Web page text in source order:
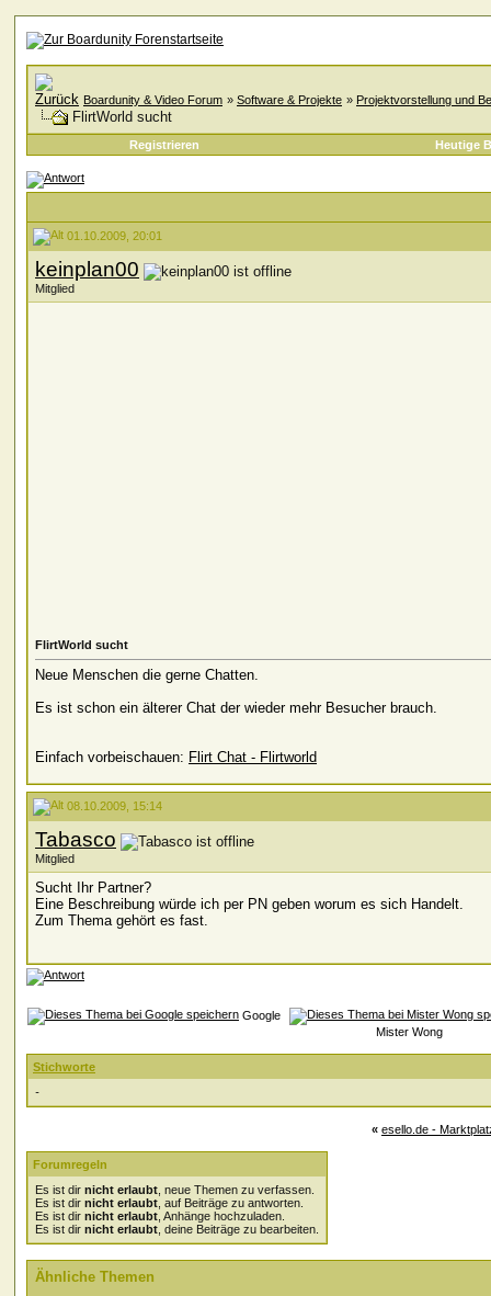
Boardunity & Video Forum » Software & Projekte » Projektvorstellung und
FlirtWorld sucht
Registrieren Heutige
01.10.2009, 20:01
keinplan00
Mitglied
FlirtWorld sucht
Neue Menschen die gerne Chatten.
Es ist schon ein älterer Chat der wieder mehr Besucher brauch.
Einfach vorbeischauen: Flirt Chat - Flirtworld
08.10.2009, 15:14
Tabasco
Mitglied
Sucht Ihr Partner?
Eine Beschreibung würde ich per PN geben worum es sich Handelt.
Zum Thema gehört es fast.
Google
Mister Wong
Stichworte
-
« esello.de -
Forumregeln
Es ist dir nicht erlaubt , neue Themen zu verfassen.
Es ist dir nicht erlaubt , auf Beiträge zu antworten.
Es ist dir nicht erlaubt , Anhänge hochzuladen.
Es ist dir nicht erlaubt , deine Beiträge zu bearbeiten.
Ähnliche Themen